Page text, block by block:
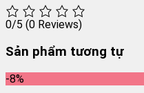
0/5 (0 Reviews)
Sản phẩm tương tự
-8%